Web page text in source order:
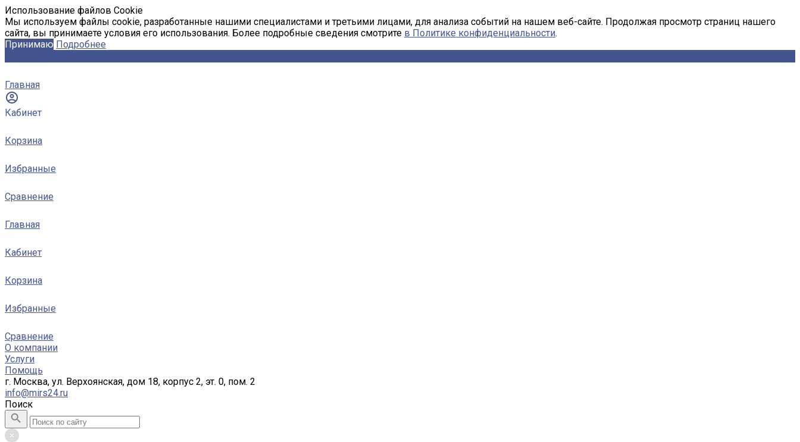
Использование файлов Cookie
Мы используем файлы cookie, разработанные нашими специалистами и третьими лицами, для анализа событий на нашем веб-сайте. Продолжая просмотр страниц нашего
сайта, вы принимаете условия его использования. Более подробные сведения смотрите в Политике конфиденциальности.
Принимаю Подробнее
Главная
Кабинет
Корзина
Избранные
Сравнение
Главная
Кабинет
Корзина
Избранные
Сравнение
О компании
Услуги
Помощь
г. Москва, ул. Верхоянская, дом 18, корпус 2, эт. 0, пом. 2
info@mirs24.ru
Поиск